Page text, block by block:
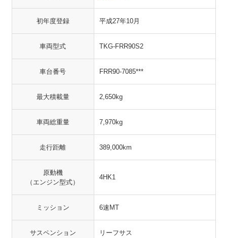
初年度登録 平成27年10月
車両型式 TKG-FRR90S2
車台番号 FRR90-7085***
最大積載量 2,650kg
車両総重量 7,970kg
走行距離 389,000km
原動機
（エンジン型式）
4HK1
ミッション 6速MT
サスペンション リーフサス